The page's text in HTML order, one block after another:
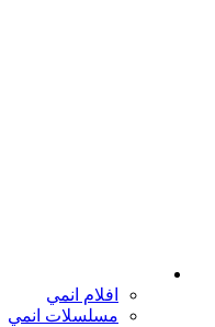
افلام انمي
مسلسلات انمي